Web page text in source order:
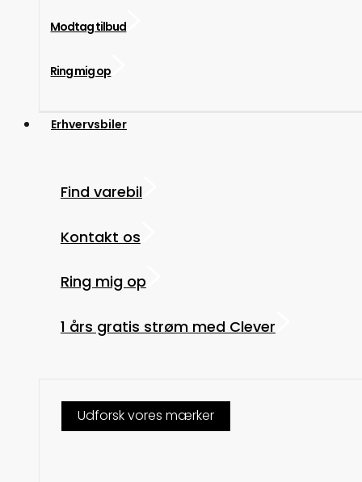
Modtag tilbud
Ring mig op
Erhvervsbiler
Find varebil
Kontakt os
Ring mig op
1 års gratis strøm med Clever
Udforsk vores mærker